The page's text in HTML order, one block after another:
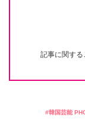
記事に関す
韓国芸能